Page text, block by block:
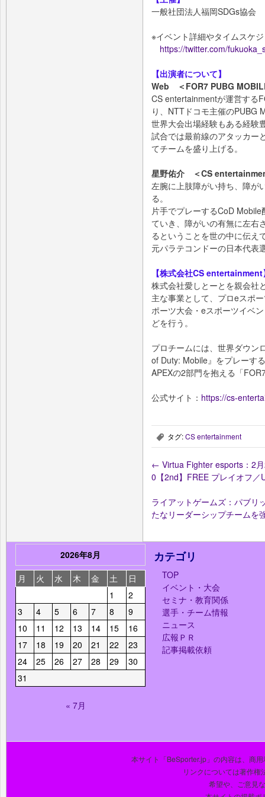
一般社団法人福岡SDGs協会
※イベント詳細やタイムスケ
https://twitter.com/
【出演者について】
Web ＜FOR7 PUBG
CS entertainmentが運営する
り、NTTドコモ主催のPUBG
世界大会出場経験もある経験
試合では最前線のアタッカー
てチームを盛り上げる。
星野佑介 ＜CS
左腕に上肢障がい持ち、障が
る。
片手でプレーするCoD
ていき、障がいの有無に左右
るということを世の中に伝え
元パラテコンドーの日本代表
【株式会社CS entertainment
株式会社愛しとーとを親会社
主な事業として、プロeスポ
ポーツ大会・eスポーツイベ
どを行う。
プロチームには、世界ダウン
of Duty: Mobile』をプレーす
APEXの2部門を抱える「
公式サイト： https://cs-
, タグ:CS entertainment
← Virtua Fighter esports：2
0【2nd】FREE プレイオフ
ライアットゲームズ：パブリ
たなリーダーシップチーム
2026年8月
月
火 水 木 金 土
日
1
2
3
4 5 6 7 8
9
10
11 12 13 14 15
16
17
18 19 20 21 22
23
24
25 26 27 28 29
30
31
« 7月
カテゴリ
TOP
イベント・大会
セミナ・教育関係
選手・チーム情報
ニュース
広報ＰＲ
記事掲載依頼
本サイト「BeSporter.jp」の内容は、商
リンクについては著作権
希望や、ご意見